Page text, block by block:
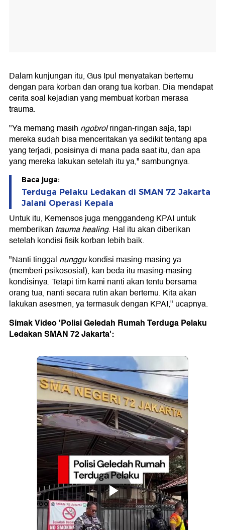
Dalam kunjungan itu, Gus Ipul menyatakan bertemu
dengan para korban dan orang tua korban. Dia mendapat
cerita soal kejadian yang membuat korban merasa
trauma.
"Ya memang masih ngobrolringan-ringan saja, tapi
mereka sudah bisa menceritakan ya sedikit tentang apa
yang terjadi, posisinya di mana pada saat itu, dan apa
yang mereka lakukan setelah itu ya," sambungnya.
Baca juga:
Terduga Pelaku Ledakan di SMAN 72 Jakarta
Jalani Operasi Kepala
Untuk itu, Kemensos juga menggandeng KPAI untuk
memberikan trauma healing. Hal itu akan diberikan
setelah kondisi fisik korban lebih baik.
"Nanti tinggal nunggukondisi masing-masing ya
(memberi psikososial), kan beda itu masing-masing
kondisinya. Tetapi tim kami nanti akan tentu bersama
orang tua, nanti secara rutin akan bertemu. Kita akan
lakukan asesmen, ya termasuk dengan KPAI," ucapnya.
Simak Video 'Polisi Geledah Rumah Terduga Pelaku
Ledakan SMAN 72 Jakarta':